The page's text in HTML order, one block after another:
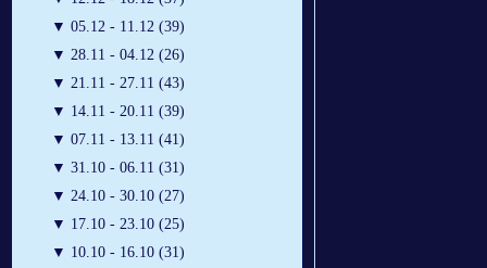
▼ 05.12 - 11.12 (39)
▼ 28.11 - 04.12 (26)
▼ 21.11 - 27.11 (43)
▼ 14.11 - 20.11 (39)
▼ 07.11 - 13.11 (41)
▼ 31.10 - 06.11 (31)
▼ 24.10 - 30.10 (27)
▼ 17.10 - 23.10 (25)
▼ 10.10 - 16.10 (31)